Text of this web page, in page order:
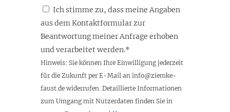
Ich stimme zu, dass meine Angaben
aus dem Kontaktformular zur
Beantwortung meiner Anfrage erhoben
und verarbeitet werden.*
Hinweis: Sie können Ihre Einwilligung jederzeit
für die Zukunft per E-Mail an info@ziemke-
faust.de widerrufen. Detaillierte Informationen
zum Umgang mit Nutzerdaten finden Sie in